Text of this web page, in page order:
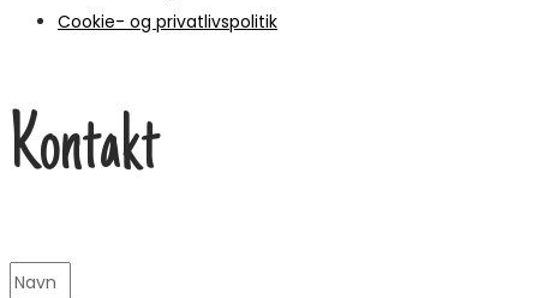
Cookie- og privatlivspolitik
Kontakt